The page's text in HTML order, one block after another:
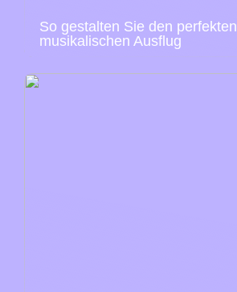
So gestalten Sie den perfekten
musikalischen Ausflug